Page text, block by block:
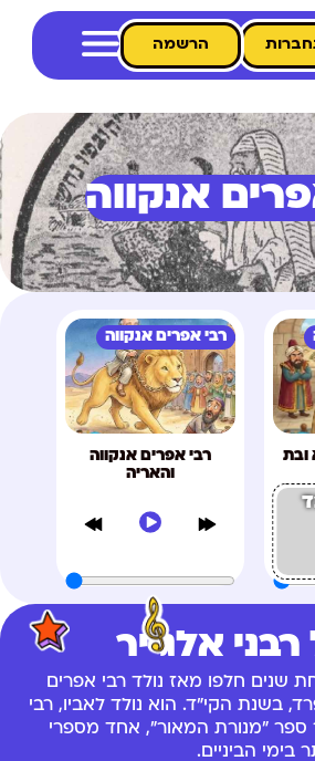
הרשמה
אנקווה
ובת
רבי אפרים אנקווה
רבי אפרים אנקווה
והאריה
רבני אלג'יר
שנים חלפו מאז נולד רבי אפרים
בשנת הקי"ד. הוא נולד לאביו, רבי
ספר "מנורת המאור", אחד מספרי
בימי הביניים.